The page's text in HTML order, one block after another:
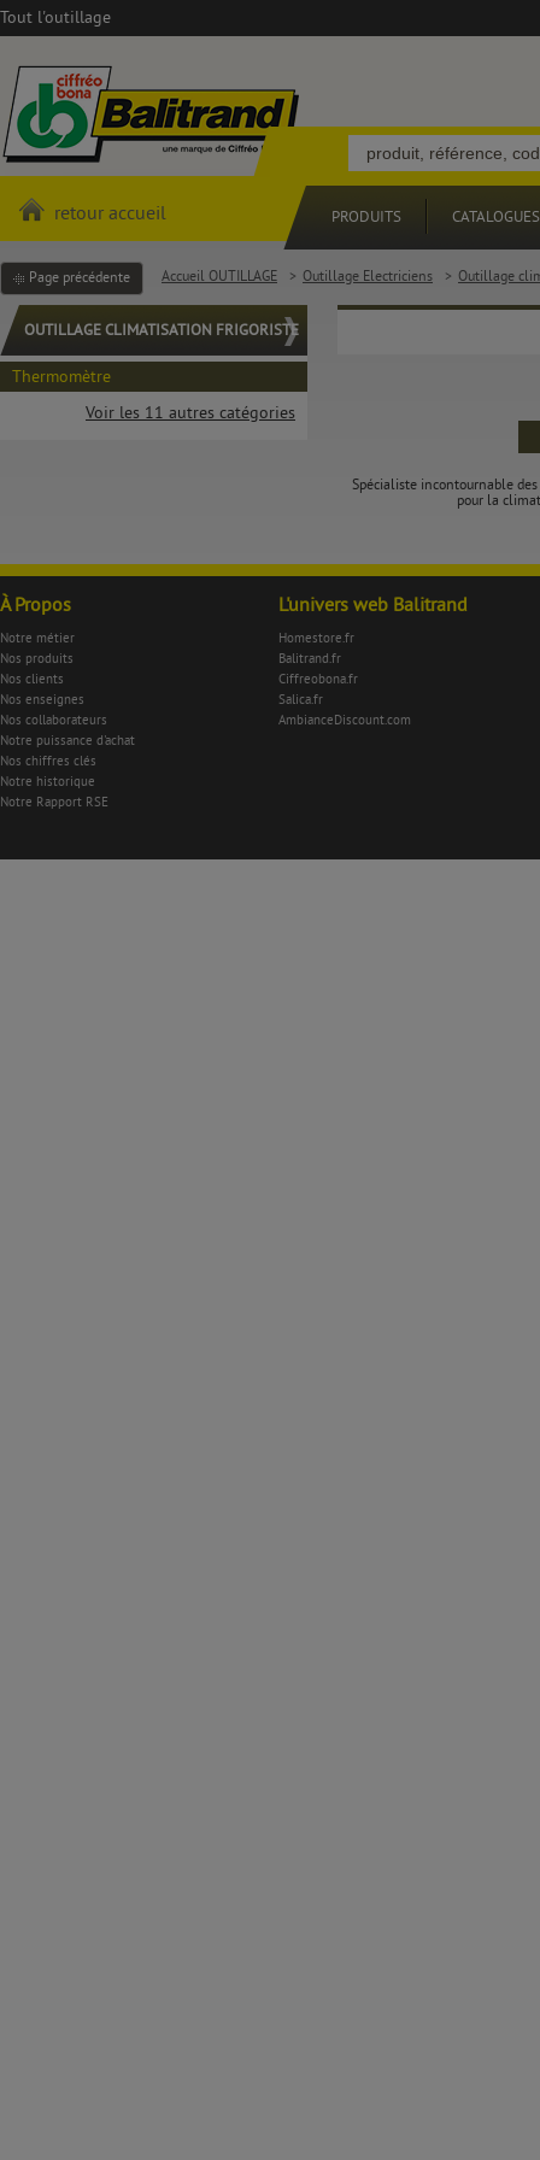
Tout l'outillage
retour accueil PRODUITS CATALOGUES
Page précédente Accueil OUTILLAGE > Outillage Electriciens > Outillage
OUTILLAGE CLIMATISATION FRIGORISTE
Thermomètre
Voir les 11 autres catégories
Spécialiste incontournable
pour la
À Propos
Notre métier
Nos produits
Nos clients
Nos enseignes
Nos collaborateurs
Notre puissance d'achat
Nos chiffres clés
Notre historique
Notre Rapport RSE
L'univers web Balitrand
Homestore.fr
Balitrand.fr
Ciffreobona.fr
Salica.fr
AmbianceDiscount.com